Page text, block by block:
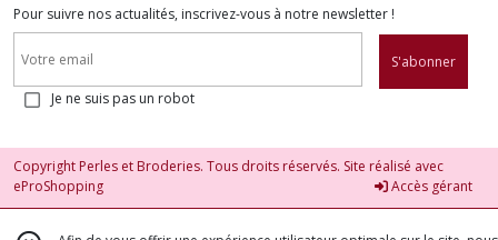
Pour suivre nos actualités, inscrivez-vous à notre newsletter !
S'abonner
Je ne suis pas un robot
Copyright Perles et Broderies. Tous droits réservés. Site réalisé avec
eProShopping
Accès gérant